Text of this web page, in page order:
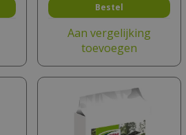
Bestel
Aan vergelijking
toevoegen